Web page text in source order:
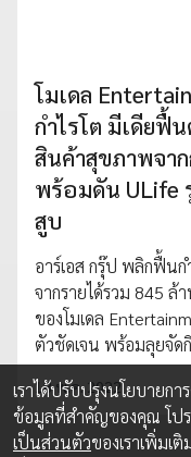
โมเดล
กำไรโต มีเดียฟื้
สินค้าสุขภาพจา
พร้อมดัน ULife
สูบ
อาร์เอส กรุ๊ป พลิกฟื้น
จากรายได้รวม 845
ของโมเดล
ตัวชัดเจน พร้อมลุยจัด
18 พ.ค. 2022
เราได้ปรับปรุงนโยบายก
ข้อมูลที่สำคัญของคุณ โปร
เป็นส่วนตัวของเราเพิ่มเ